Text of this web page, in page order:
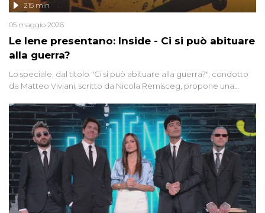
Le Iene presentano: Inside - Ci si può abituare
alla guerra?
215 min
05 maggio 2026
Lo speciale, dal titolo "Ci si può abituare alla guerra?", condotto
da Matteo Viviani, scritto da Nicola Remisceg, propone una
di settore - su quanto la guerra sia diventata una realtà pervasiva.
Anche se l'Italia non è direttamente coinvolta in conflitti armati, il
contesto globale rende impossibile considerarla un fenomeno
lontano.